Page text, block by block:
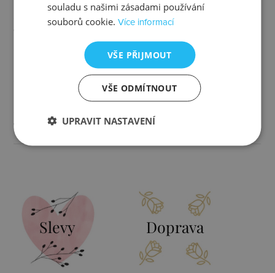
Určen pro ženy
zlatá, čirá, perleťová
7x7 mm
Váha 1,73 g
Slevy Doprava
souladu s našimi zásadami používání
souborů cookie.Více informací
VŠE PŘIJMOUT
VŠE ODMÍTNOUT
UPRAVIT NASTAVENÍ